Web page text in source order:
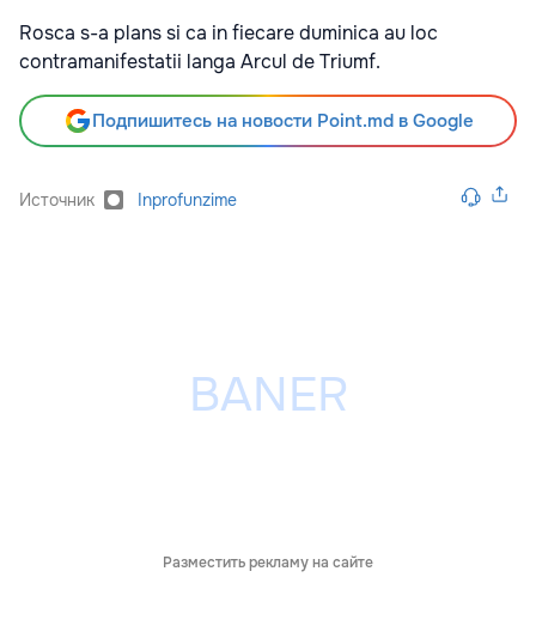
Rosca s-a plans si ca in fiecare duminica au loc
contramanifestatii langa Arcul de Triumf.
Подпишитесь на новости Point.md в Google
Источник Inprofunzime
Разместить рекламу на сайте